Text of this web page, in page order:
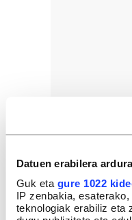
Datuen erabilera
Guk eta gure 1022
IP zenbakia,
teknologiak erabiliz eta